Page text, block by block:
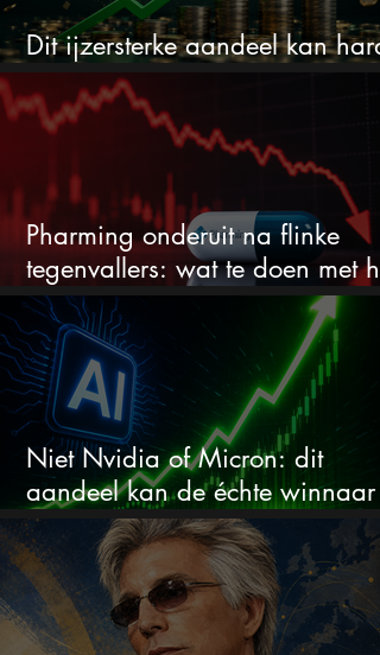
Dit ijzersterke aandeel kan hard
stijgen maar bijna niemand kijkt
Pharming onderuit na flinke
tegenvallers: wat te doen met
aandeel?
Niet Nvidia of Micron: dit
aandeel kan de échte winnaar
van de AI-race worden